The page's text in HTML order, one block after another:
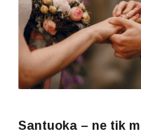
Santuoka – ne tik